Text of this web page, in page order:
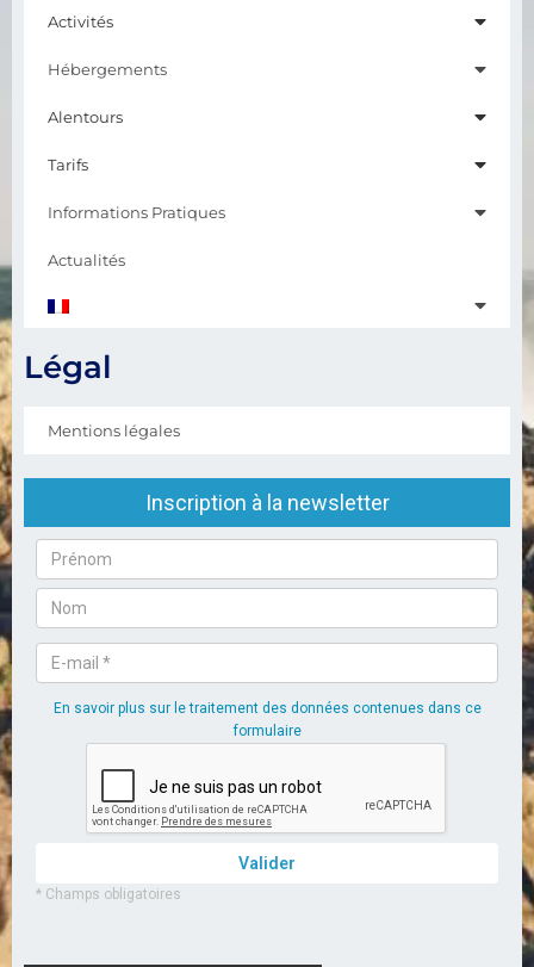
Activités
Hébergements
Alentours
Tarifs
Informations Pratiques
Actualités
Légal
Mentions légales